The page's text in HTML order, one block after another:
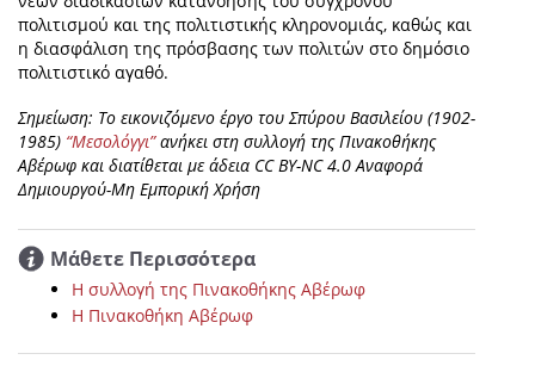
πολιτισμού και της πολιτιστικής κληρονομιάς, καθώς και
η διασφάλιση της πρόσβασης των πολιτών στο δημόσιο
πολιτιστικό αγαθό.
Σημείωση: To εικονιζόμενο έργο του Σπύρου Βασιλείου (1902-
1985) “Μεσολόγγι”ανήκει στη συλλογή της Πινακοθήκης
Αβέρωφ και διατίθεται με άδεια CC BY-NC 4.0 Αναφορά
Δημιουργού-Μη Εμπορική Χρήση
Μάθετε Περισσότερα
Η συλλογή της Πινακοθήκης Αβέρωφ
Η Πινακοθήκη Αβέρωφ